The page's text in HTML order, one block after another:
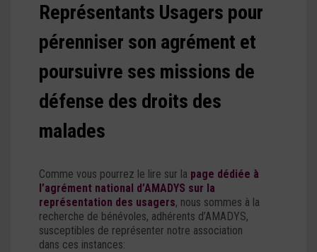
Représentants Usagers pour
pérenniser son agrément et
poursuivre ses missions de
défense des droits des
malades
Comme vous pourrez le lire sur la page dédiée à
l’agrément national d’AMADYS sur la
représentation des usagers, nous sommes à la
recherche de bénévoles, adhérents d’AMADYS,
susceptibles de représenter notre association
dans ces instances: